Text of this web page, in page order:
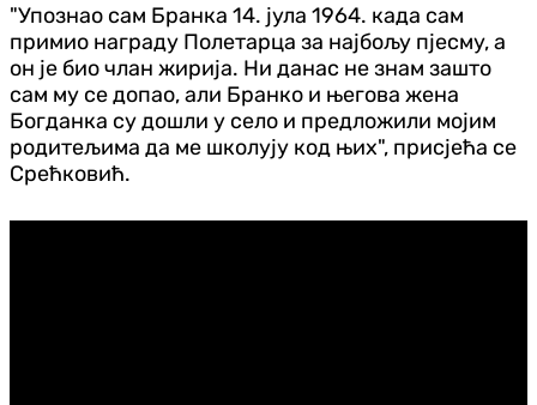
"Упознао сам Бранка 14. јула 1964. када сам
примио награду Полетарца за најбољу пјесму, а
он је био члан жирија. Ни данас не знам зашто
сам му се допао, али Бранко и његова жена
Богданка су дошли у село и предложили мојим
родитељима да ме школују код њих", присјећа се
Срећковић.